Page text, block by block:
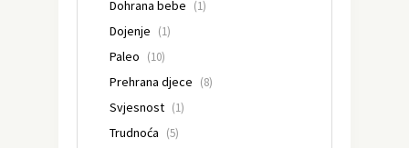
Dohrana bebe (1)
Dojenje (1)
Paleo (10)
Prehrana djece (8)
Svjesnost (1)
Trudnoća (5)